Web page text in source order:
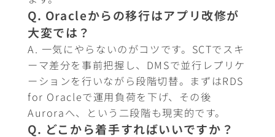
Q. Oracleからの移行はアプリ改修が
大変では？
A. 一気にやらないのがコツです。SCTでスキ
ーマ差分を事前把握し、DMSで並行レプリケ
ーションを行いながら段階切替。まずはRDS
for Oracleで運用負荷を下げ、その後
Auroraへ、という二段階も現実的です。
Q. どこから着手すればいいですか？